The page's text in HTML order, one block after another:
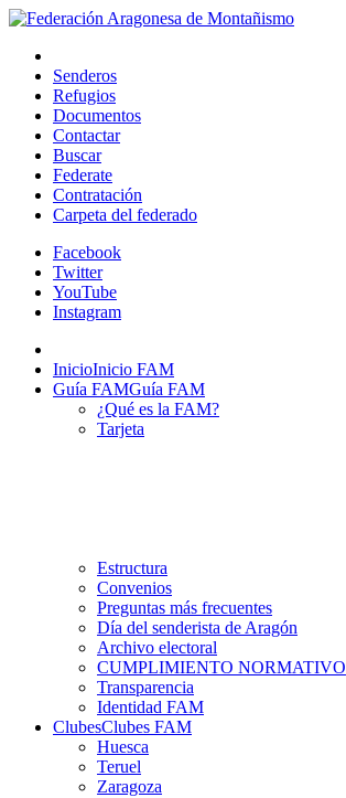
Senderos
Refugios
Documentos
Contactar
Buscar
Federate
Contratación
Carpeta del federado
Facebook
Twitter
YouTube
Instagram
InicioInicio FAM
Guía FAMGuía FAM
¿Qué es la FAM?
Tarjeta
Estructura
Convenios
Preguntas más frecuentes
Día del senderista de Aragón
Archivo electoral
CUMPLIMIENTO NORMATIVO
Transparencia
Identidad FAM
ClubesClubes FAM
Huesca
Teruel
Zaragoza